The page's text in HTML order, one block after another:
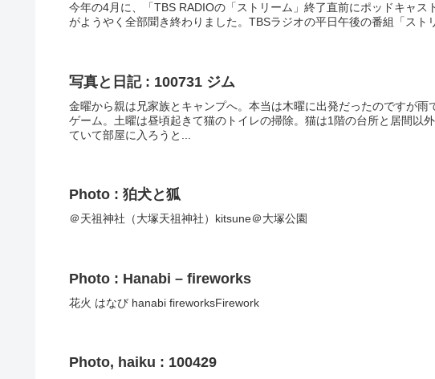
今年の4月に、「TBS RADIOの「ストリーム」終了直前にポッドキャ
がようやく全部聞き終わりました。TBSラジオの平日午後の番組「スト
写真と日記 : 100731 ジム
金曜から親は兄家族とキャンプへ。本当は木曜に出発だったのですが
ゲーム。土曜は昼頃起きて猫のトイレの掃除。猫は1階の台所と居間以
ていて部屋に入ろうと...
Photo : 狛犬と狐
＠天祖神社（大塚天祖神社）kitsune＠大塚公園
Photo : Hanabi – fireworks
花火 はなび hanabi fireworksFirework
Photo, haiku : 100429